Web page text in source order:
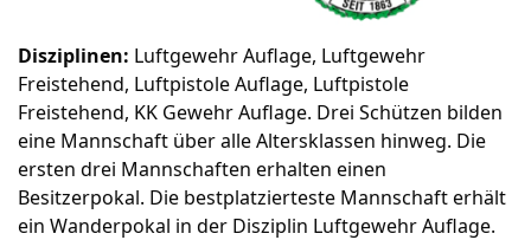
Disziplinen: Luftgewehr Auflage, Luftgewehr
Freistehend, Luftpistole Auflage, Luftpistole
Freistehend, KK Gewehr Auflage. Drei Schützen bilden
eine Mannschaft über alle Altersklassen hinweg. Die
ersten drei Mannschaften erhalten einen
Besitzerpokal. Die bestplatzierteste Mannschaft erhält
ein Wanderpokal in der Disziplin Luftgewehr Auflage.